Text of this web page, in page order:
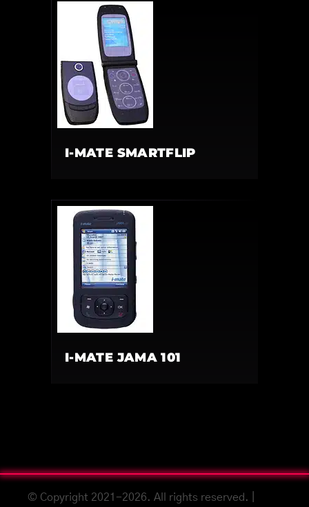
I-MATE SMARTFLIP
I-MATE JAMA 101
© Copyright 2021-2026. All rights reserved. |